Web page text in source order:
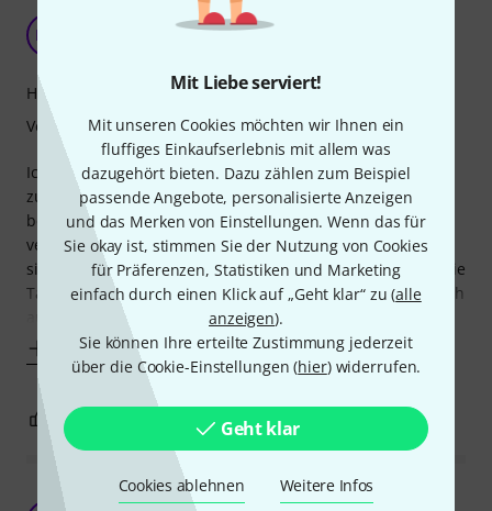
Mit Liebe serviert!
Mit unseren Cookies möchten wir Ihnen ein
fluffiges Einkaufserlebnis mit allem was
dazugehört bieten. Dazu zählen zum Beispiel
passende Angebote, personalisierte Anzeigen
und das Merken von Einstellungen. Wenn das für
Sie okay ist, stimmen Sie der Nutzung von Cookies
für Präferenzen, Statistiken und Marketing
einfach durch einen Klick auf „Geht klar“ zu (alle
anzeigen).
Sie können Ihre erteilte Zustimmung jederzeit
über die Cookie-Einstellungen (hier) widerrufen.
Geht klar
Cookies ablehnen Weitere Infos
NW
Ich habe diese Tasche für meine E- Gitarre gekauft, um sie
zur Musikschule mitzunehmen etc. Ich bin wirklich
begeistert wie hochwertig sie ist. Alles fest und hochwertig
vernäht, kein Faden steht ab. Hinten hat sie Träger, sodass
sie sich angenehm auf dem Rücken transportieren lässt. Die
Taschen auf der Vorderseite sind wirklich groß, sodass auch
ausreichend Platz ist
Mehr anzeigen
Handling
Verarbeitung
BEWERTUNG MELDEN
Der Verwendungszweck ist absolut Ausschlag